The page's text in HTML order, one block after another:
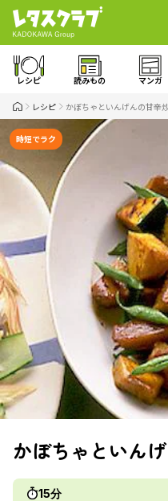
レシピ 読みもの マンガ
レシピ かぼちゃといんげんの甘辛
時短でラク
かぼちゃといん
15分